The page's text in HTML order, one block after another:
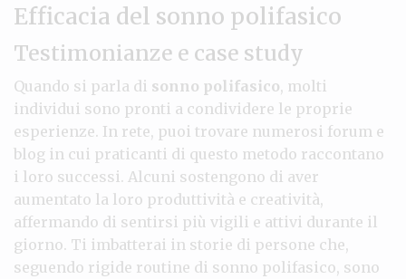
Efficacia del sonno polifasico
Testimonianze e case study
Quando si parla di sonno polifasico, molti
individui sono pronti a condividere le proprie
esperienze. In rete, puoi trovare numerosi forum e
blog in cui praticanti di questo metodo raccontano
i loro successi. Alcuni sostengono di aver
aumentato la loro produttività e creatività,
affermando di sentirsi più vigili e attivi durante il
giorno. Ti imbatterai in storie di persone che,
seguendo rigide routine di sonno polifasico, sono